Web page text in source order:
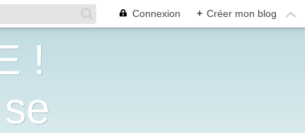
Connexion + Créer mon blog
!